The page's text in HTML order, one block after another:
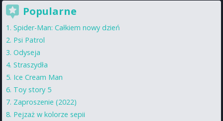
Popularne
Spider-Man: Całkiem nowy dzień
Psi Patrol
Odyseja
Straszydła
Ice Cream Man
Toy story 5
Zaproszenie (2022)
Pejzaż w kolorze sepii